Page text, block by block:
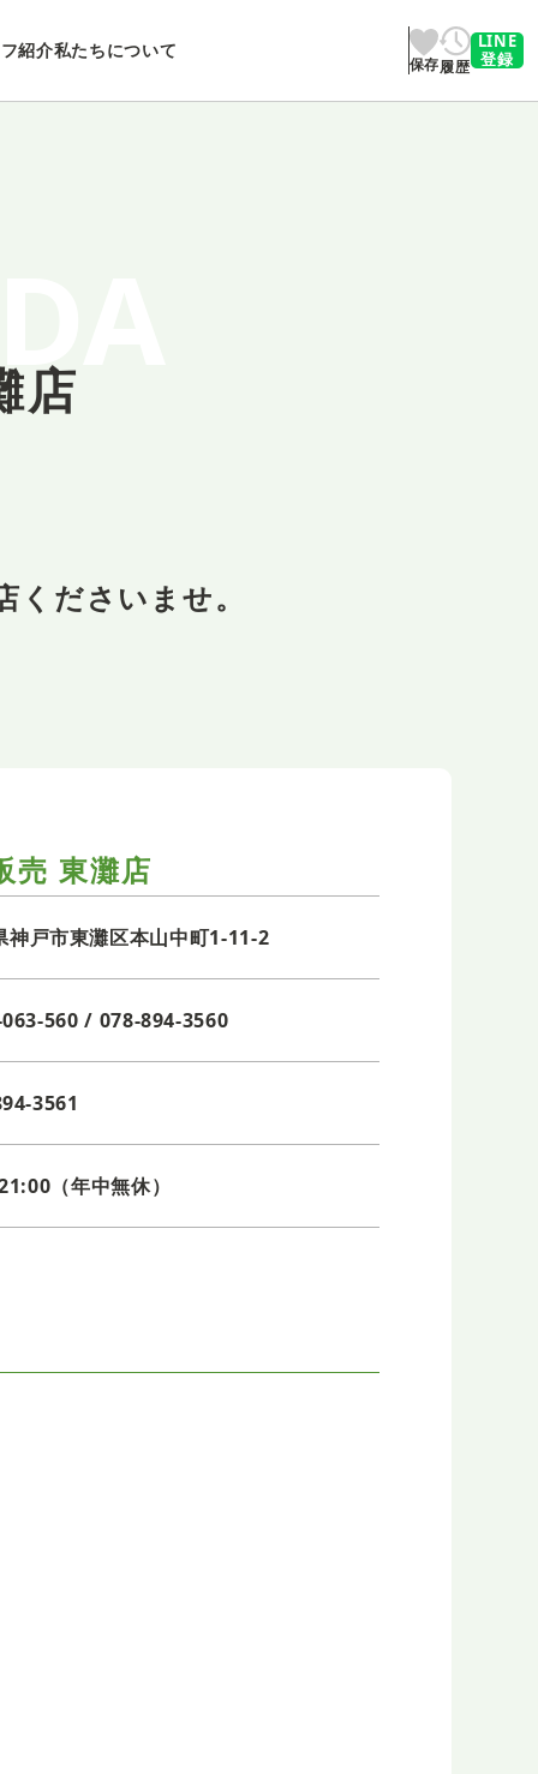
紹介私たちについて
保存履歴
LINE
登録
店
ださいませ。
売 東灘店
神戸市東灘区本山中町1-11-2
560 / 078-894-3560
3561
（年中無休）